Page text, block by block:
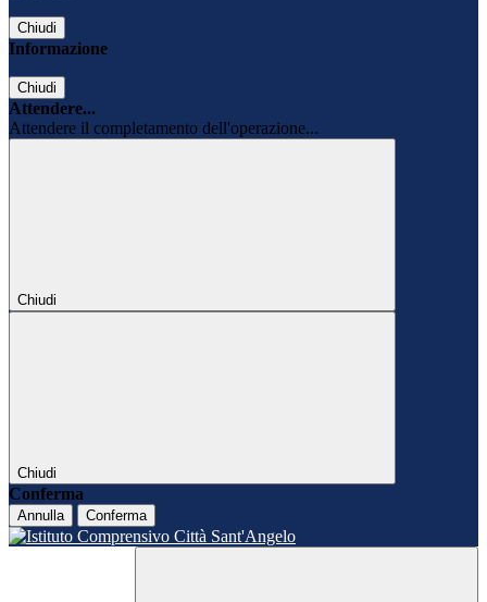
Chiudi
Informazione
Chiudi
Attendere...
Attendere il completamento dell'operazione...
Chiudi
Chiudi
Conferma
Annulla Conferma